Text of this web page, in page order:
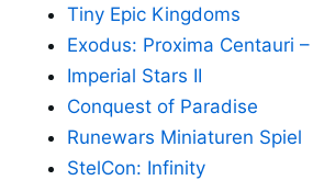
Tiny Epic Kingdoms
Exodus: Proxima Centauri
Imperial Stars II
Conquest of Paradise
Runewars Miniaturen Spiel
StelCon: Infinity